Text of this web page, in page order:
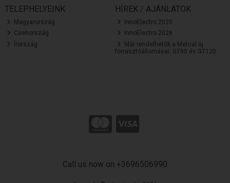
TELEPHELYEINK
Magyarország
Csehország
Írország
HÍREK / AJÁNLATOK
InnoElectro 2025
InnoElectro 2026
Már rendelhetők a Metcal új
forrasztóállomásai: GT90 és GT120
Call us now on +3696506990